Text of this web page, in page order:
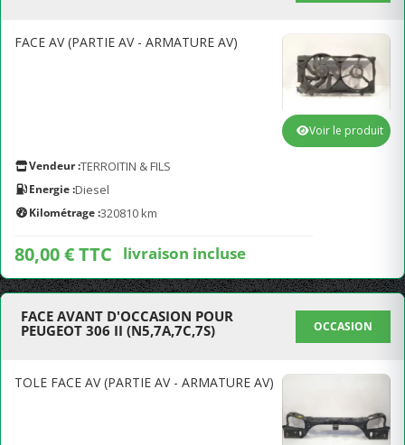
FACE AV (PARTIE AV - ARMATURE AV)
Vendeur :TERROITIN & FILS
Energie :Diesel
Kilométrage :320810 km
80,00 € TTC livraison incluse
Voir le produit
FACE AVANT D'OCCASION POUR
PEUGEOT 306 II (N5,7A,7C,7S)
OCCASION
TOLE FACE AV (PARTIE AV - ARMATURE AV)